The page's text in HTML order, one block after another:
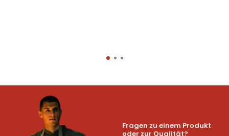
Fragen zu einem Produkt
oder zur Qualität?